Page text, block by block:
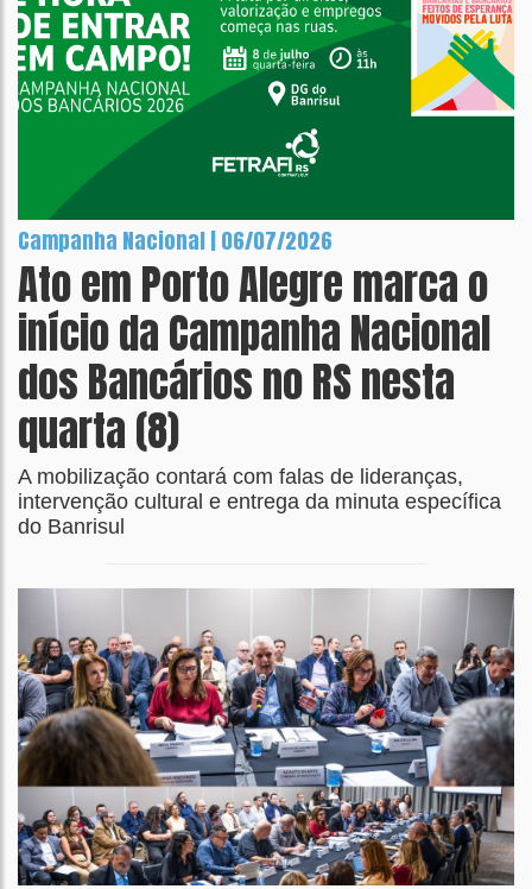
Campanha Nacional | 06/07/2026
Ato em Porto Alegre marca o
início da Campanha Nacional
dos Bancários no RS nesta
quarta (8)
A mobilização contará com falas de lideranças,
intervenção cultural e entrega da minuta específica
do Banrisul